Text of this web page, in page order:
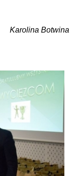
Karolina Botwina